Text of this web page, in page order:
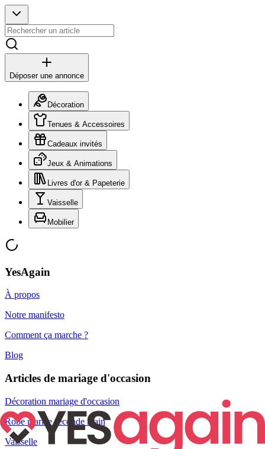
Déposer une annonce
Décoration
Tenues & Accessoires
Cadeaux invités
Jeux & Animations
Livres d'or & Papeterie
Vaisselle
Mobilier
YesAgain
À propos
Notre manifesto
Comment ça marche ?
Blog
Articles de mariage d'occasion
Décoration mariage d'occasion
Robe mariée seconde main
Vaisselle